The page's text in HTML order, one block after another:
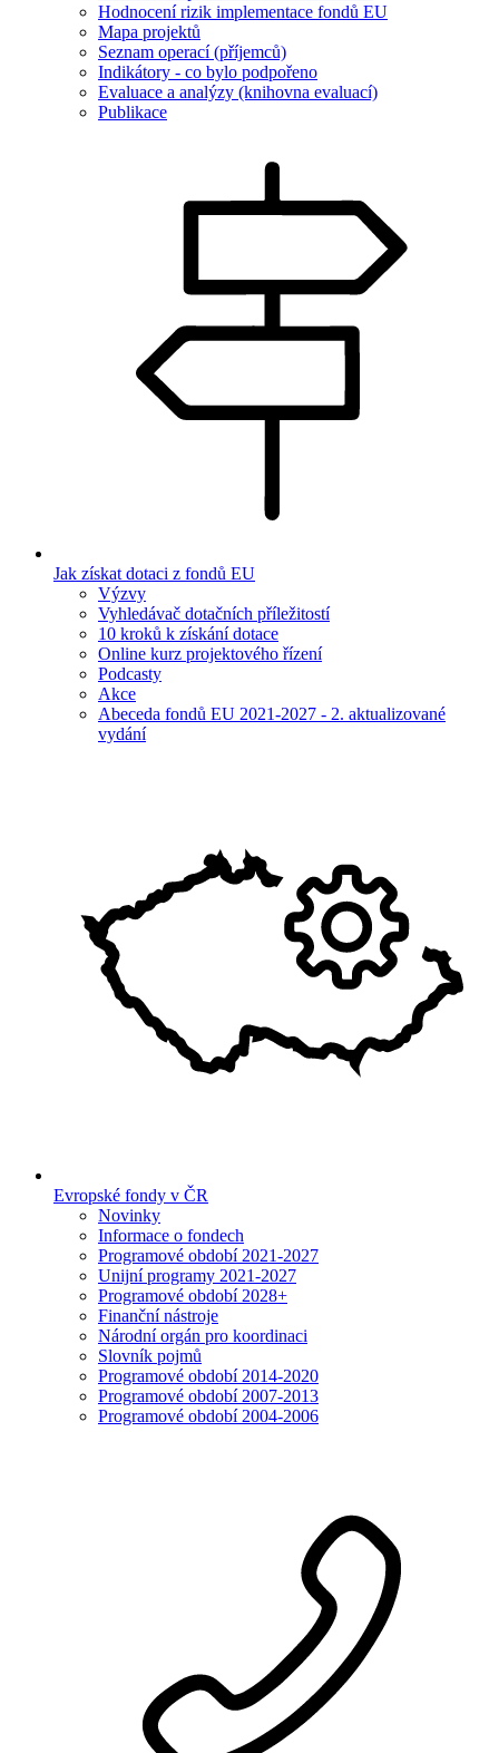
Hodnocení rizik implementace fondů EU
Mapa projektů
Seznam operací (příjemců)
Indikátory - co bylo podpořeno
Evaluace a analýzy (knihovna evaluací)
Publikace
Jak získat dotaci z fondů EU
Výzvy
Vyhledávač dotačních příležitostí
10 kroků k získání dotace
Online kurz projektového řízení
Podcasty
Akce
Abeceda fondů EU 2021-2027 - 2. aktualizované
vydání
Evropské fondy v ČR
Novinky
Informace o fondech
Programové období 2021-2027
Unijní programy 2021-2027
Programové období 2028+
Finanční nástroje
Národní orgán pro koordinaci
Slovník pojmů
Programové období 2014-2020
Programové období 2007-2013
Programové období 2004-2006